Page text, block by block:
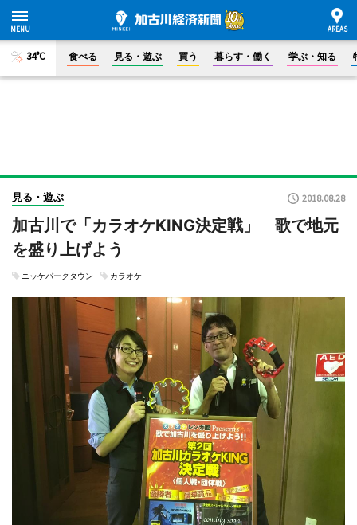
34°C 食べる 見る・遊ぶ 買う 暮らす・働く 学ぶ・知る
見る・遊ぶ 2018.08.28
加古川で「カラオケKING決定戦」 歌で地元
を盛り上げよう
ニッケパークタウン カラオケ